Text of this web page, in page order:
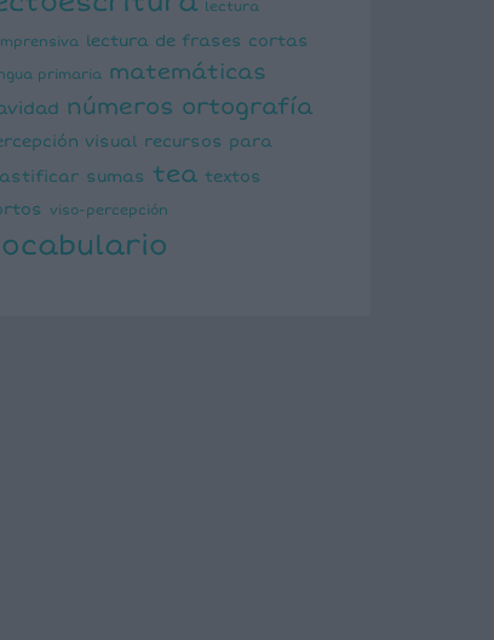
lectura
lectura de frases cortas
primaria matemáticas
números ortografía
visual recursos para
sumas tea textos
viso-percepción